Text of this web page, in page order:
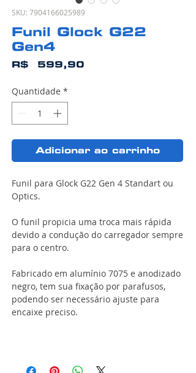
SKU: 7904166025989
Funil Glock G22
Gen4
R$ 599,90
Quantidade *
Adicionar ao carrinho
Funil para Glock G22 Gen 4 Standart ou
Optics.
O funil propicia uma troca mais rápida
devido a condução do carregador sempre
para o centro.
Fabricado em alumínio 7075 e anodizado
negro, tem sua fixação por parafusos,
podendo ser necessário ajuste para
encaixe preciso.